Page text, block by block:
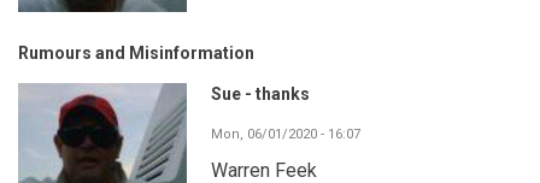
Rumours and Misinformation
Sue - thanks
Mon, 06/01/2020 - 16:07
Warren Feek